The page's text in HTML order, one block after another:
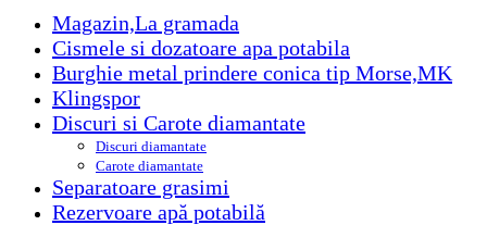
Magazin,La gramada
Cismele si dozatoare apa potabila
Burghie metal prindere conica tip Morse,MK
Klingspor
Discuri si Carote diamantate
Discuri diamantate
Carote diamantate
Separatoare grasimi
Rezervoare apă potabilă